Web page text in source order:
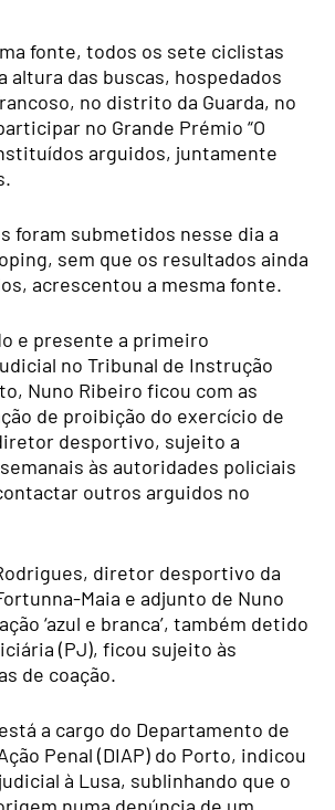
fonte, todos os sete ciclistas
altura das buscas, hospedados
no distrito da Guarda, no
no Grande Prémio “O
arguidos, juntamente
foram submetidos nesse dia a
sem que os resultados ainda
acrescentou a mesma fonte.
e presente a primeiro
no Tribunal de Instrução
Nuno Ribeiro ficou com as
de proibição do exercício de
desportivo, sujeito a
às autoridades policiais
outros arguidos no
diretor desportivo da
Maia e adjunto de Nuno
‘azul e branca’, também detido
(PJ), ficou sujeito às
de coação.
a cargo do Departamento de
Penal (DIAP) do Porto, indicou
à Lusa, sublinhando que o